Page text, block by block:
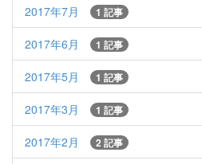
2017年7月 1 記事
2017年6月 1 記事
2017年5月 1 記事
2017年3月 1 記事
2017年2月 2 記事